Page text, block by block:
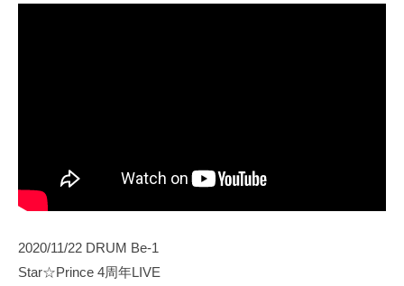
2020/11/22 DRUM Be-1
Star☆Prince 4周年LIVE